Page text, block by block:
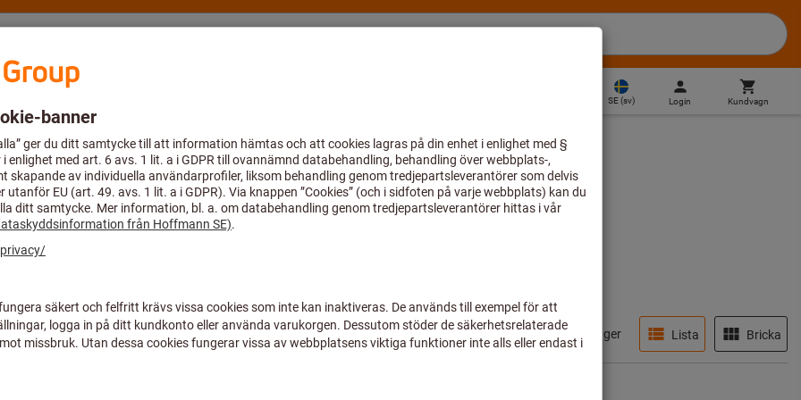
Consulting and support
SE(sv) Login Kundvagn
filter
I lager Lista Bricka